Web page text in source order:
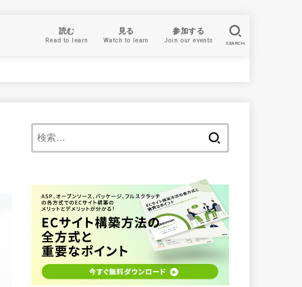
読む
Read to learn
見る
Watch to learn
参加する
Join our events SEARCH